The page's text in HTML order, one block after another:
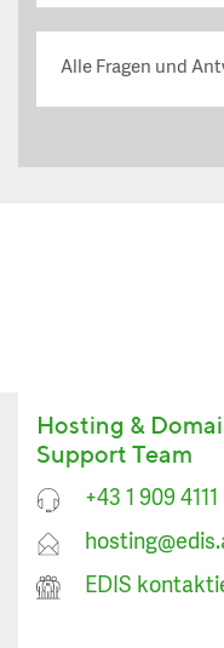
Alle Fragen und
Hosting &
Support Team
+43 1 909 4111
EDIS